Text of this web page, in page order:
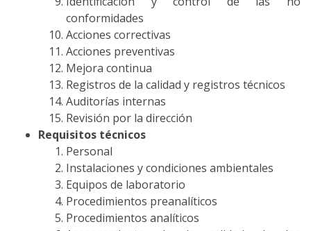
conformidades
Acciones correctivas
Acciones preventivas
Mejora continua
Registros de la calidad y registros técnicos
Auditorías internas
Revisión por la dirección
Requisitos técnicos
Personal
Instalaciones y condiciones ambientales
Equipos de laboratorio
Procedimientos preanalíticos
Procedimientos analíticos